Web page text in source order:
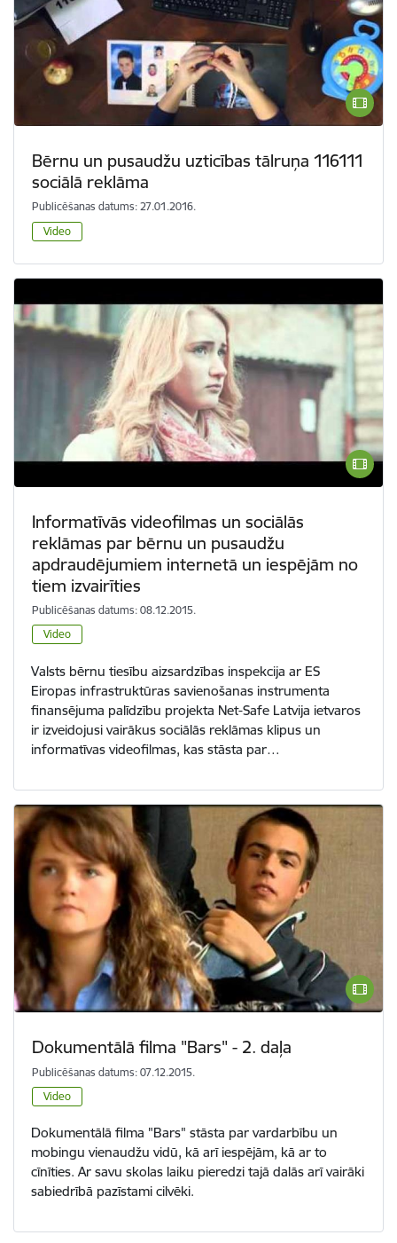
Bērnu un pusaudžu uzticības tālruņa 116111
sociālā reklāma
Publicēšanas datums: 27.01.2016.
Video
Informatīvās videofilmas un sociālās
reklāmas par bērnu un pusaudžu
apdraudējumiem internetā un iespējām no
tiem izvairīties
Publicēšanas datums: 08.12.2015.
Video
Valsts bērnu tiesību aizsardzības inspekcija ar ES
Eiropas infrastruktūras savienošanas instrumenta
finansējuma palīdzību projekta Net-Safe Latvija ietvaros
ir izveidojusi vairākus sociālās reklāmas klipus un
informatīvas videofilmas, kas stāsta par…
Dokumentālā filma "Bars" - 2. daļa
Publicēšanas datums: 07.12.2015.
Video
Dokumentālā filma "Bars" stāsta par vardarbību un
mobingu vienaudžu vidū, kā arī iespējām, kā ar to
cīnīties. Ar savu skolas laiku pieredzi tajā dalās arī vairāki
sabiedrībā pazīstami cilvēki.